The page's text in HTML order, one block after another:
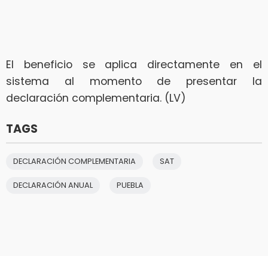
El beneficio se aplica directamente en el
sistema al momento de presentar la
declaración complementaria. (LV)
TAGS
DECLARACIÓN COMPLEMENTARIA SAT
DECLARACIÓN ANUAL PUEBLA